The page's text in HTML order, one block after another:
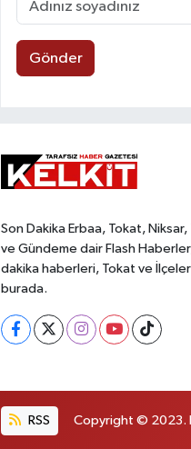
Gönder
Son Dakika Erbaa, Tokat,
ve Gündeme dair Flash
dakika haberleri, Tokat ve
burada.
RSS Copyright © 2023.